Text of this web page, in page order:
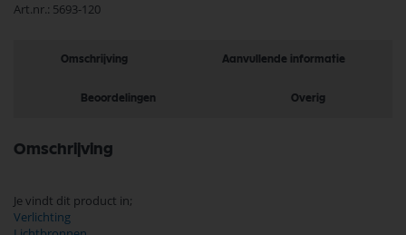
Art.nr. 5693-120
Omschrijving Aanvullende informatie
Beoordelingen Overig
Omschrijving
Je vindt dit product in;
Verlichting